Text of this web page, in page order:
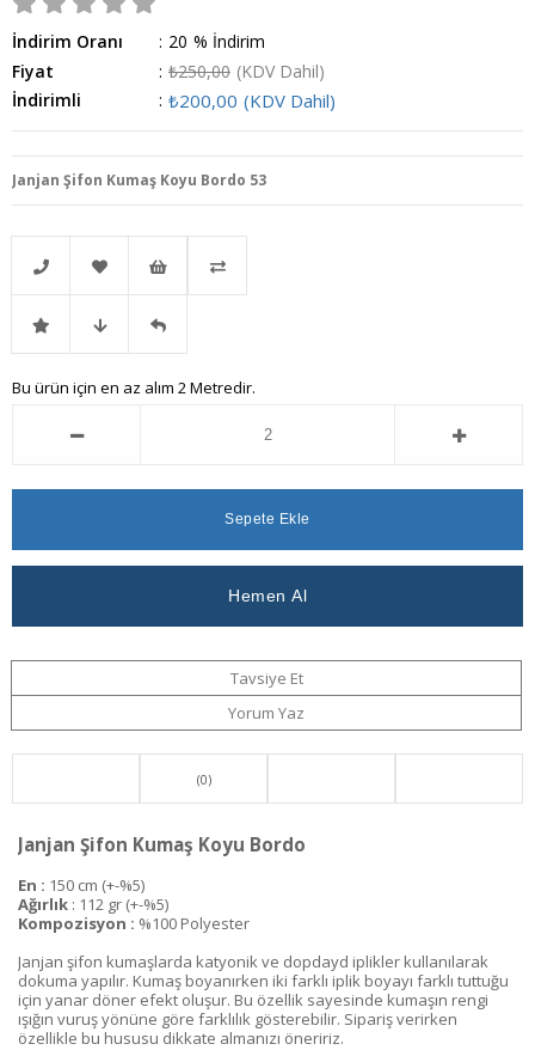
İndirim Oranı : %
20
İndirim
Fiyat
: ₺250,00 (KDV Dahil)
İndirimli
: ₺200,00 (KDV Dahil)
Janjan Şifon Kumaş Koyu Bordo 53
Telefonla
Sipariş
Favorilere
Ekle
İstek
Listeme
İndirimli Fiyat
Ver
Gelince
Bu ürün için en az alım 2 Metredir.
Tavsiye Et
Yorum Yaz
(0)
Janjan Şifon Kumaş Koyu Bordo
En : 150 cm (+-%5)
Ağırlık : 112 gr (+-%5)
Kompozisyon : %100 Polyester
Janjan şifon kumaşlarda katyonik ve dopdayd iplikler kullanılarak
dokuma yapılır. Kumaş boyanırken iki farklı iplik boyayı farklı tuttuğu
için yanar döner efekt oluşur. Bu özellik sayesinde kumaşın rengi
ışığın vuruş yönüne göre farklılık gösterebilir. Sipariş verirken
özellikle bu hususu dikkate almanızı öneririz.